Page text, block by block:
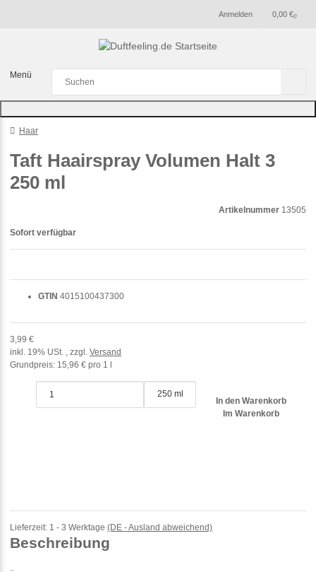
Anmelden 0
0,00 €
Menü
Haar
Taft Haairspray Volumen Halt 3
250 ml
Artikelnummer 13505
GTIN 4015100437300
3,99 €
inkl. 19% USt. , zzgl. Versand
Grundpreis: 15,96 € pro 1 l
250 ml
In den Warenkorb
Im Warenkorb
Sofort verfügbar
Lieferzeit: 1 - 3 Werktage (DE - Ausland abweichend)
Beschreibung